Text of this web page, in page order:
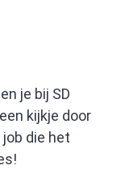
je bij SD
kijkje door
die het